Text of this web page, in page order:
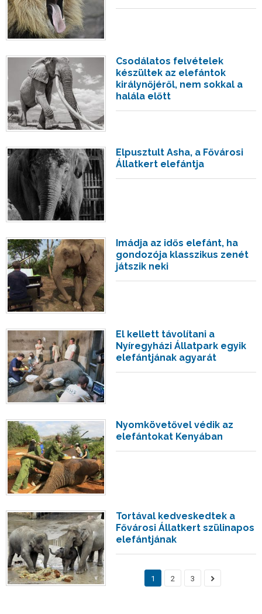
Csodálatos felvételek
készültek az elefántok
királynőjéről, nem sokkal a
halála előtt
Elpusztult Asha, a Fővárosi
Állatkert elefántja
Imádja az idős elefánt, ha
gondozója klasszikus zenét
játszik neki
El kellett távolítani a
Nyíregyházi Állatpark egyik
elefántjának agyarát
Nyomkövetővel védik az
elefántokat Kenyában
Tortával kedveskedtek a
Fővárosi Állatkert szülinapos
elefántjának
1 2 3